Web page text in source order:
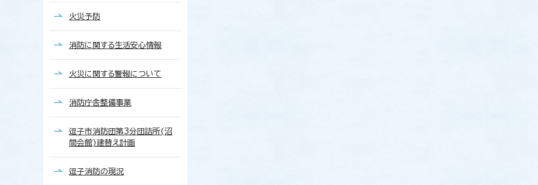
火災予防
消防に関する生活安心情報
火災に関する警報について
消防庁舎整備事業
逗子市消防団第3分団詰所(沼
間会館)建替え計画
逗子消防の現況